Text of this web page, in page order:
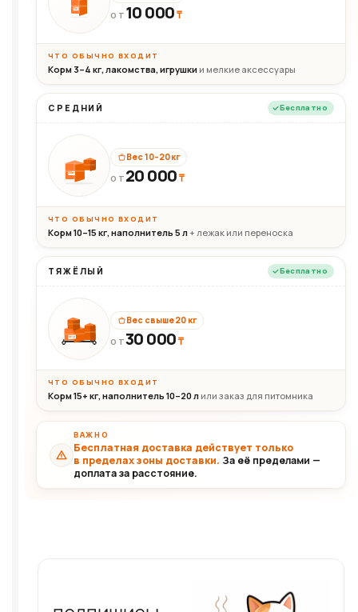
10кг
ОТ 10 000₸
ЧТО ОБЫЧНО ВХОДИТ
Корм 3–4 кг, лакомства, игрушки и мелкие аксессуары
СРЕДНИЙ Бесплатно
20кг
Вес 10–20 кг
ОТ 20 000₸
ЧТО ОБЫЧНО ВХОДИТ
Корм 10–15 кг, наполнитель 5 л+ лежак или переноска
ТЯЖЁЛЫЙ Бесплатно
30+кг
Вес свыше 20 кг
ОТ30 000₸
ЧТО ОБЫЧНО ВХОДИТ
Корм 15+ кг, наполнитель 10–20 л или заказ для питомника
ВАЖНО
Бесплатная доставка действует только
в пределах зоны доставки. За её пределами —
доплата за расстояние.